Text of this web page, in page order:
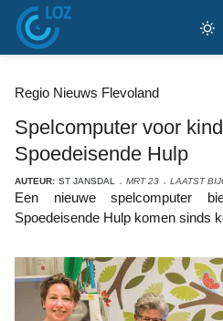
Regio Nieuws Flevoland
Spelcomputer voor
Spoedeisende Hulp
AUTEUR: ST JANSDAL MRT 23 LAATST
Een nieuwe spelcomputer biedt kinderen die op de
Spoedeisende Hulp komen sinds